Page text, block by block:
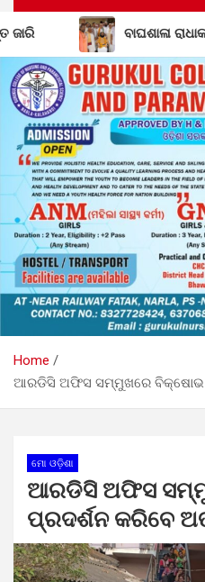
ମଠ ମହନ୍ତ ଭାବେ ଦାୟିତ୍ୱ ନେଲେ
Home
ଆରଡିସି ଅଫିସ ସମ୍ମୁଖରେ ବିକ୍ଷୋଭ
ମୋ ଓଡ଼ିଶା
ଆରଡିସି ଅଫିସ
ପ୍ରଦର୍ଶନ କରିବେ